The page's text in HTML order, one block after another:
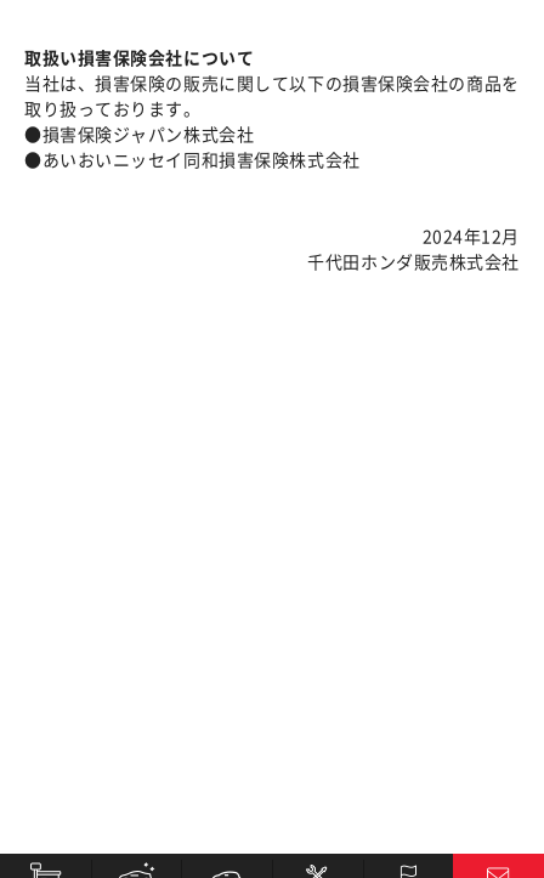
取扱い損害保険会社について
当社は、損害保険の販売に関して以下の損害保険会社の商品を
取り扱っております。
●損害保険ジャパン株式会社
●あいおいニッセイ同和損害保険株式会社
2024年12月
千代田ホンダ販売株式会社